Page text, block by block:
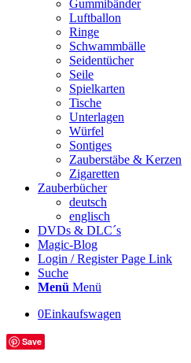
Gummibänder
Luftballon
Ringe
Schwammbälle
Seidentücher
Seile
Spielkarten
Tische
Unterlagen
Würfel
Sontiges
Zauberstäbe & Kerzen
Zigaretten
Zauberbücher
deutsch
englisch
DVDs & DLC´s
Magic-Blog
Login / Register Page Link
Suche
Menü Menü
0Einkaufswagen
Save